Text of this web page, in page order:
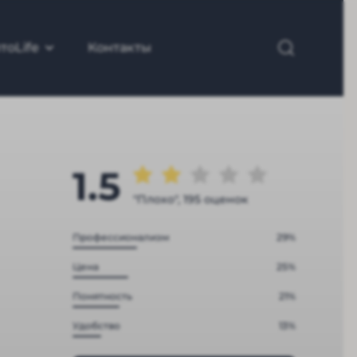
Контакты
1.5 "Плохо", 195 оценок
Профессионализм 29%
Цена 25%
Понятность 21%
Удобство 13%